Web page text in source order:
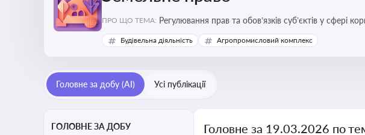
ПРО ЩО ТЕМА: Регулювання прав та обов’язків суб’єктів у
прав власників, орендарів та держави, а також для
Будівельна діяльність Агропромисловий комплекс
Головне за добу (AI) Усі публікації
ГОЛОВНЕ ЗА ДОБУ Головне за 19.03.2026 по